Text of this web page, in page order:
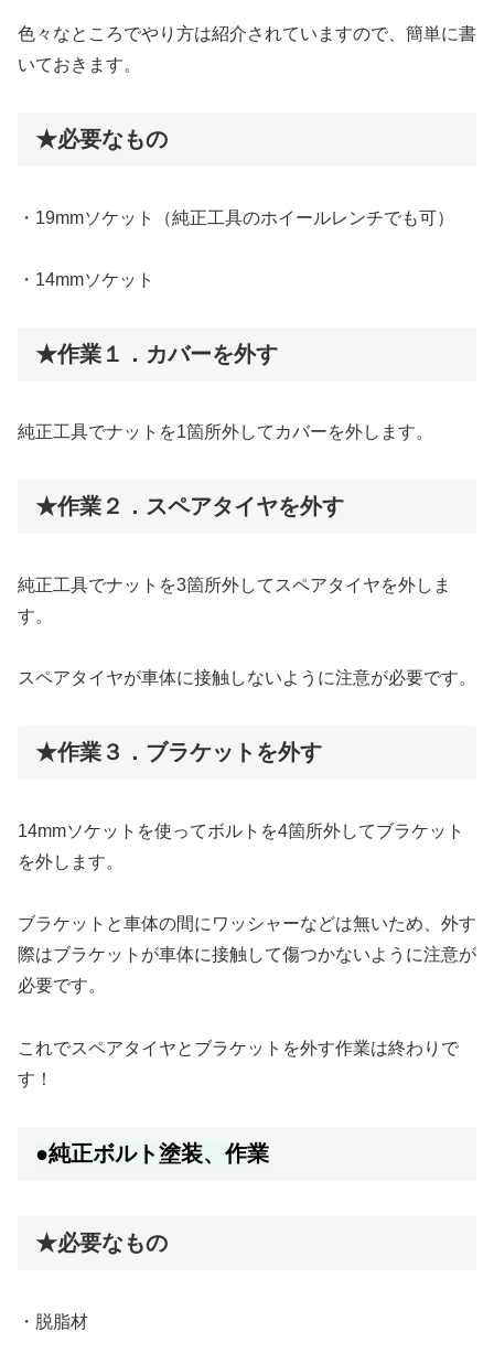
色々なところでやり方は紹介されていますので、簡単に書
いておきます。
★必要なもの
・19mmソケット（純正工具のホイールレンチでも可）
・14mmソケット
★作業１．カバーを外す
純正工具でナットを1箇所外してカバーを外します。
★作業２．スペアタイヤを外す
純正工具でナットを3箇所外してスペアタイヤを外しま
す。
スペアタイヤが車体に接触しないように注意が必要です。
★作業３．ブラケットを外す
14mmソケットを使ってボルトを4箇所外してブラケット
を外します。
ブラケットと車体の間にワッシャーなどは無いため、外す
際はブラケットが車体に接触して傷つかないように注意が
必要です。
これでスペアタイヤとブラケットを外す作業は終わりで
す！
●純正ボルト塗装、作業
★必要なもの
・脱脂材